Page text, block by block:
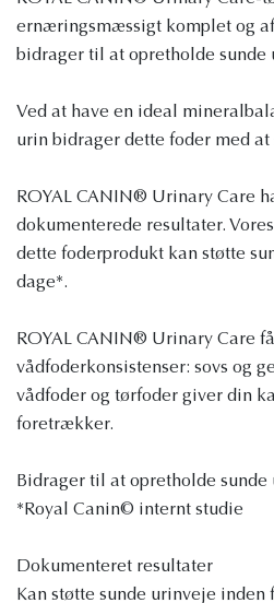
ernæringsmæssigt komplet og
bidrager til at opretholde sunde
Ved at have en ideal
urin bidrager dette foder med
ROYAL CANIN® Urinary Care
dokumenterede resultater.
dette foderprodukt kan støtte
dage*.
ROYAL CANIN® Urinary Care
vådfoderkonsistenser: sovs og
vådfoder og tørfoder giver din
foretrækker.
Bidrager til at opretholde sunde
*Royal Canin© internt studie
Dokumenteret resultater
Kan støtte sunde urinveje inden